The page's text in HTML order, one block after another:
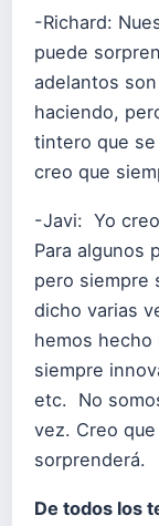
-Richard:
puede
adelantos
haciendo,
tintero que
creo que
-Javi: Yo
Para algunos
pero siempre
dicho varias
hemos
siempre
etc. No
vez. Creo
sorprenderá.
De todos los